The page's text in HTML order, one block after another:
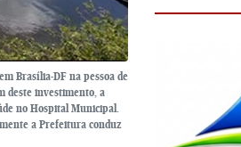
Brasília-DF na pessoa de
deste investimento, a
no Hospital Municipal.
a Prefeitura conduz